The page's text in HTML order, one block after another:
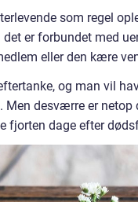
som regel
er forbundet med
eller den kære
og man vil
Men desværre er
fjorten dage efter